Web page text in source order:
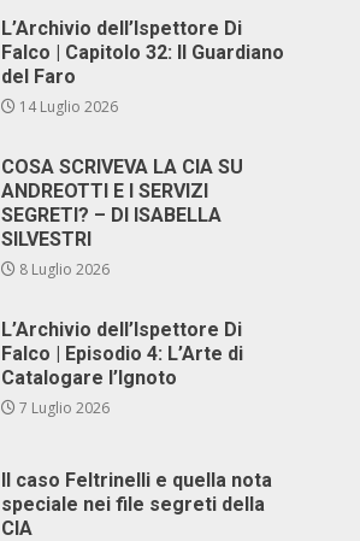
L’Archivio dell’Ispettore Di
Falco | Capitolo 32: Il Guardiano
del Faro
14 Luglio 2026
COSA SCRIVEVA LA CIA SU
ANDREOTTI E I SERVIZI
SEGRETI? – DI ISABELLA
SILVESTRI
8 Luglio 2026
L’Archivio dell’Ispettore Di
Falco | Episodio 4: L’Arte di
Catalogare l’Ignoto
7 Luglio 2026
Il caso Feltrinelli e quella nota
speciale nei file segreti della
CIA